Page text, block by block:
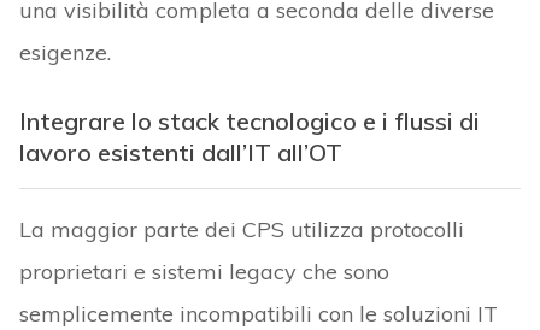
una visibilità completa a seconda delle diverse
esigenze.
Integrare lo stack tecnologico e i flussi di
lavoro esistenti dall’IT all’OT
La maggior parte dei CPS utilizza protocolli
proprietari e sistemi legacy che sono
semplicemente incompatibili con le soluzioni IT